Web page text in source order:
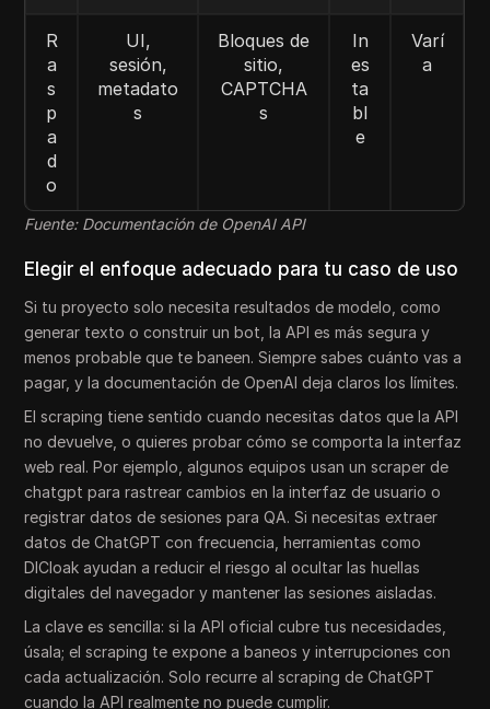
R
a
s
p
a
d
o
UI,
sesión,
metadato
s
Bloques de
sitio,
CAPTCHA
s
In
es
ta
bl
e
Varí
a
Fuente: Documentación de OpenAI API
Elegir el enfoque adecuado para tu caso de uso
Si tu proyecto solo necesita resultados de modelo, como
generar texto o construir un bot, la API es más segura y
menos probable que te baneen. Siempre sabes cuánto vas a
pagar, y la documentación de OpenAI deja claros los límites.
El scraping tiene sentido cuando necesitas datos que la API
no devuelve, o quieres probar cómo se comporta la interfaz
web real. Por ejemplo, algunos equipos usan un scraper de
chatgpt para rastrear cambios en la interfaz de usuario o
registrar datos de sesiones para QA. Si necesitas extraer
datos de ChatGPT con frecuencia, herramientas como
DICloak ayudan a reducir el riesgo al ocultar las huellas
digitales del navegador y mantener las sesiones aisladas.
La clave es sencilla: si la API oficial cubre tus necesidades,
úsala; el scraping te expone a baneos y interrupciones con
cada actualización. Solo recurre al scraping de ChatGPT
cuando la API realmente no puede cumplir.